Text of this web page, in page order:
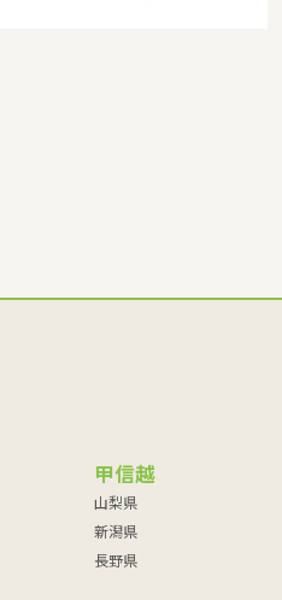
甲信越
山梨県
新潟県
長野県